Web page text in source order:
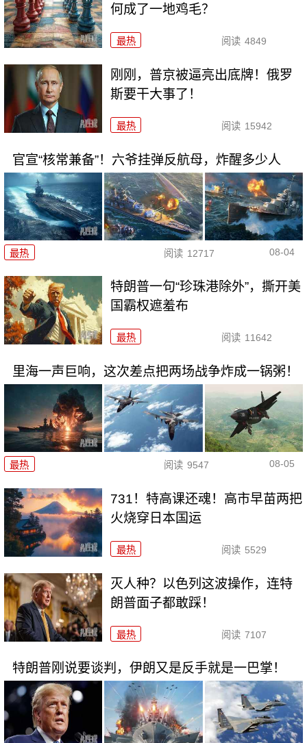
何成了一地鸡毛？
最热 阅读 4849
刚刚，普京被逼亮出底牌！俄罗
斯要干大事了！
最热 阅读 15942
官宣“核常兼备”！六爷挂弹反航母，炸醒多少人
最热 阅读 12717 08-04
特朗普一句“珍珠港除外”，撕开美
国霸权遮羞布
最热 阅读 11642
里海一声巨响，这次差点把两场战争炸成一锅粥！
最热 阅读 9547 08-05
731！特高课还魂！高市早苗两把
火烧穿日本国运
最热 阅读 5529
灭人种？以色列这波操作，连特
朗普面子都敢踩！
最热 阅读 7107
特朗普刚说要谈判，伊朗又是反手就是一巴掌！